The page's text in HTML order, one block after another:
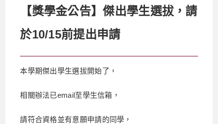
【獎學金公告】傑出學生選拔，請
於10/15前提出申請
本學期傑出學生選拔開始了，
相關辦法已email至學生信箱，
請符合資格並有意願申請的同學，